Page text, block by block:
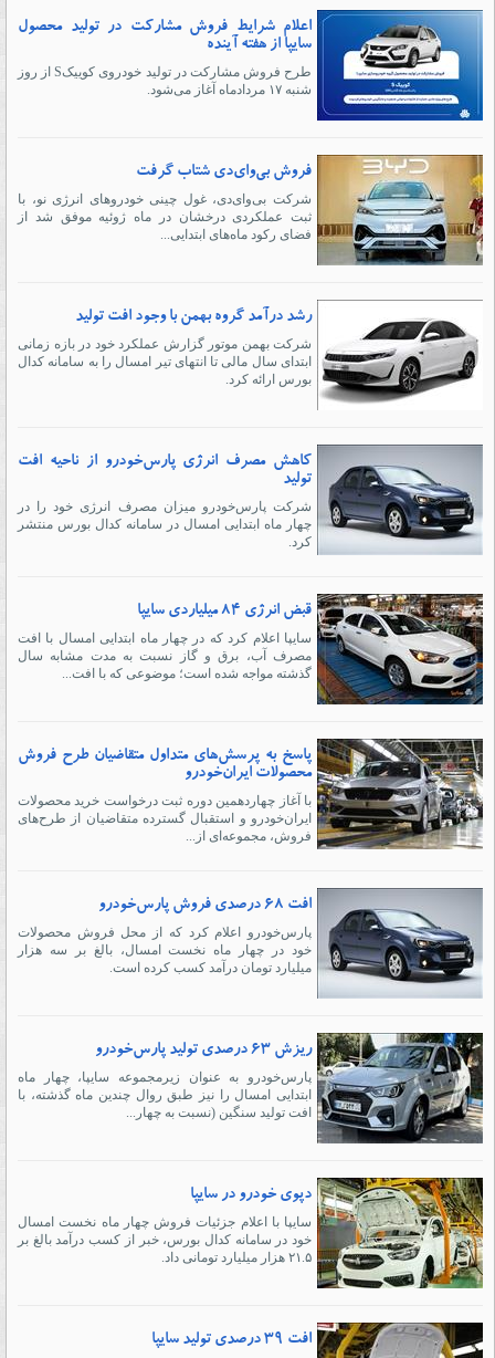
اعلام شرایط فروش مشارکت در تولید محصول
سایپا از هفته آینده
طرح فروش مشارکت در تولید خودروی کوییکS از روز
شنبه ۱۷ مردادماه آغاز می‌شود.
فروش بی‌وای‌دی شتاب گرفت
شرکت بی‌وای‌دی، غول چینی خودروهای انرژی نو، با
ثبت عملکردی درخشان در ماه ژوئیه موفق شد از
فضای رکود ماه‌های ابتدایی...
رشد درآمد گروه بهمن با وجود افت تولید
شرکت بهمن موتور گزارش عملکرد خود در بازه زمانی
ابتدای سال مالی تا انتهای تیر امسال را به سامانه کدال
بورس ارائه کرد.
کاهش مصرف انرژی پارس‌خودرو از ناحیه افت
تولید
شرکت پارس‌خودرو میزان مصرف انرژی خود را در
چهار ماه ابتدایی امسال در سامانه کدال بورس منتشر
کرد.
قبض انرژی ۸۴ میلیاردی سایپا
سایپا اعلام کرد که در چهار ماه ابتدایی امسال با افت
مصرف آب، برق و گاز نسبت به مدت مشابه سال
گذشته مواجه شده است؛ موضوعی که با افت...
پاسخ به پرسش‌های متداول متقاضیان طرح فروش
محصولات ایران‌خودرو
با آغاز چهاردهمین دوره ثبت درخواست خرید محصولات
ایران‌خودرو و استقبال گسترده متقاضیان از طرح‌های
فروش، مجموعه‌ای از...
افت 68 درصدی فروش پارس‌خودرو
پارس‌خودرو اعلام کرد که از محل فروش محصولات
خود در چهار ماه نخست امسال، بالغ بر سه هزار
میلیارد تومان درآمد کسب کرده است.
ریزش 63 درصدی تولید پارس‌خودرو
پارس‌خودرو به عنوان زیرمجموعه سایپا، چهار ماه
ابتدایی امسال را نیز طبق روال چندین ماه گذشته، با
افت تولید سنگین (نسبت به چهار...
دپوی خودرو در سایپا
سایپا با اعلام جزئیات فروش چهار ماه نخست امسال
خود در سامانه کدال بورس، خبر از کسب درآمد بالغ بر
۲۱.۵ هزار میلیارد تومانی داد.
افت ۳۹ درصدی تولید سایپا